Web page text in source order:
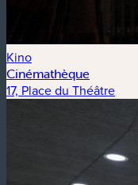
Kino
Cinémathèque
17, Place du Théâtre